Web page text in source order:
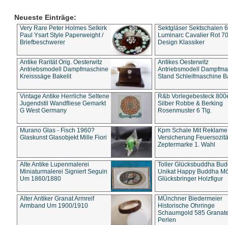
Neueste Einträge:
Very Rare Peter Holmes Selkirk
Paul Ysart Style Paperweight /
Briefbeschwerer
Sektgläser Sektschalen
Luminarc Cavalier Rot
Design Klassiker
Antike Rarität Orig. Oesterwitz
Antriebsmodell Dampfmaschine
Kreisssäge Bakelit
Antikes Oesterwitz
Antriebsmodell
Stand Schleifmaschine
Vintage Antike Herrliche Seltene
Jugendstil Wandfliese Gemarkt
G West Germany
R&b Vorlegebesteck
Silber Robbe & Berking
Rosenmuster 6 Tlg.
Murano Glas - Fisch 1960?
Glaskunst Glasobjekt Mille Fiori
Kpm Schale Mit Reklame
Versicherung
Zeptermarke 1. Wahl
Alte Antike Lupenmalerei
Miniaturmalerei Signiert Seguin
Um 1860/1880
Toller Glücksbuddha
Unikat Happy Buddha
Glücksbringer Holzfigur
Alter Antiker Granat Armreif
Armband Um 1900/1910
MÜnchner Biedermeier
Historische Ohrringe
Schaumgold 585
Perlen